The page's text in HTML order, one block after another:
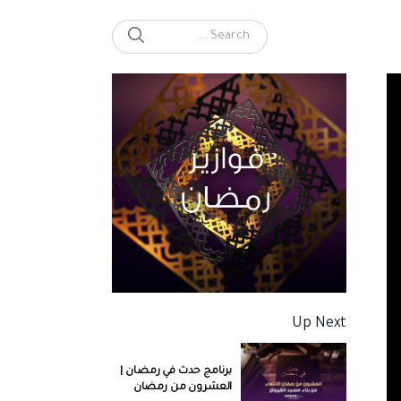
Search for:
SEARCH
Up Next
برنامج حدث في رمضان |
العشرون من رمضان